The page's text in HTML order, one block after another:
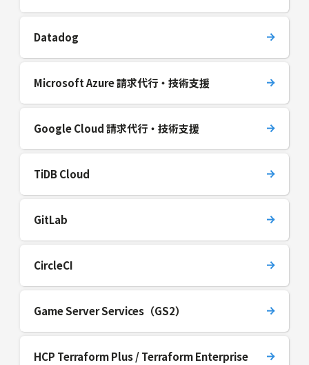
Datadog
Microsoft Azure 請求代行・技術支援
Google Cloud 請求代行・技術支援
TiDB Cloud
GitLab
CircleCI
Game Server Services（GS2）
HCP Terraform Plus / Terraform Enterprise